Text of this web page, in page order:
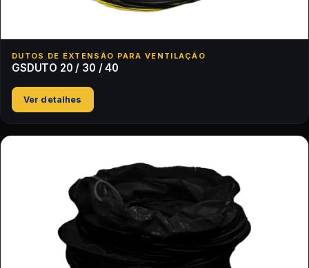
DUTOS DE EXTENSÃO PARA VENTILAÇÃO
GSDUTO 20 / 30 / 40
Ver detalhes